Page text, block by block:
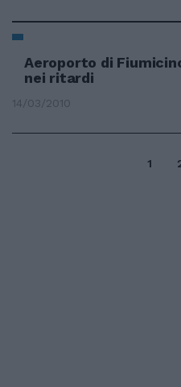
Aeroporto di
nei ritardi
14/03/2010
1